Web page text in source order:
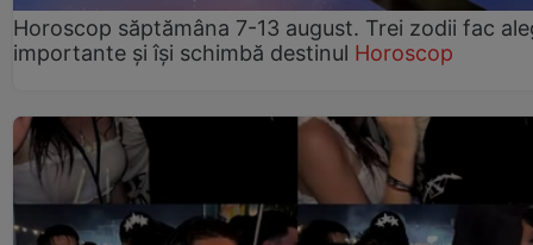
Horoscop săptămâna 7-13 august. Trei zodii fac
importante și își schimbă destinul Horoscop